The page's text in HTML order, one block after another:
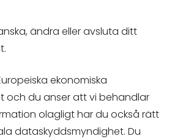
ändra eller avsluta ditt
ekonomiska
och du anser att vi behandlar
olagligt har du också rätt
dataskyddsmyndighet. Du